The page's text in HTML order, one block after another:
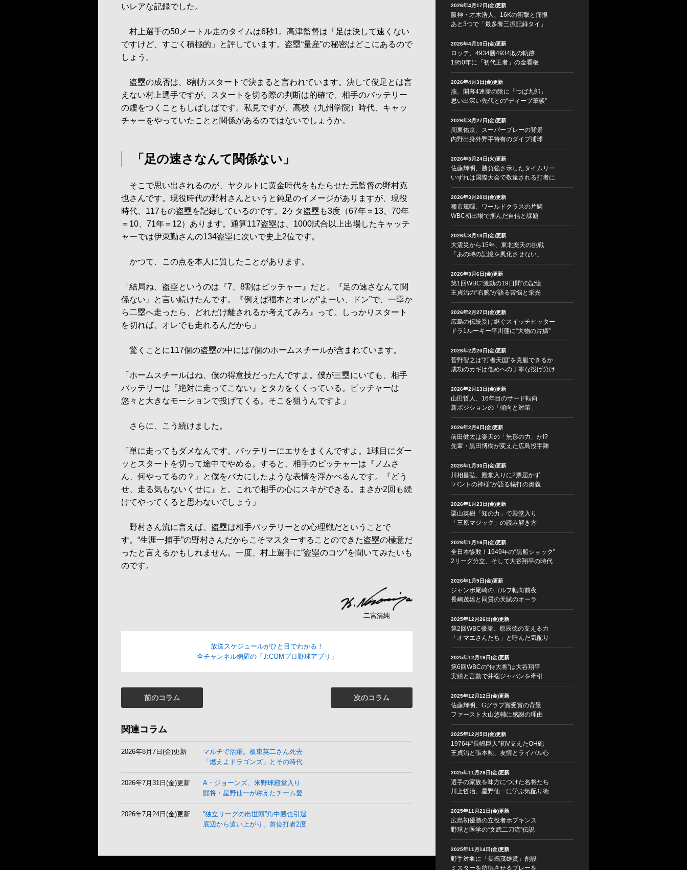
いレアな記録でした。
村上選手の50メートル走のタイムは6秒1。高津監督は「足は決して速くない
ですけど、すごく積極的」と評しています。盗塁“量産”の秘密はどこにあるので
しょう。
盗塁の成否は、8割方スタートで決まると言われています。決して俊足とは言
えない村上選手ですが、スタートを切る際の判断は的確で、相手のバッテリー
の虚をつくこともしばしばです。私見ですが、高校（九州学院）時代、キャッ
チャーをやっていたことと関係があるのではないでしょうか。
「足の速さなんて関係ない」
そこで思い出されるのが、ヤクルトに黄金時代をもたらせた元監督の野村克
也さんです。現役時代の野村さんというと鈍足のイメージがありますが、現役
時代、117もの盗塁を記録しているのです。2ケタ盗塁も3度（67年＝13、70年
＝10、71年＝12）あります。通算117盗塁は、1000試合以上出場したキャッチ
ャーでは伊東勤さんの134盗塁に次いで史上2位です。
かつて、この点を本人に質したことがあります。
「結局ね、盗塁というのは『7、8割はピッチャー』だと。『足の速さなんて関
係ない』と言い続けたんです。『例えば福本とオレが“よーい、ドン”で、一塁か
ら二塁へ走ったら、どれだけ離されるか考えてみろ』って。しっかりスタート
を切れば、オレでも走れるんだから」
驚くことに117個の盗塁の中には7個のホームスチールが含まれています。
「ホームスチールはね、僕の得意技だったんですよ。僕が三塁にいても、相手
バッテリーは『絶対に走ってこない』とタカをくくっている。ピッチャーは
悠々と大きなモーションで投げてくる。そこを狙うんですよ」
さらに、こう続けました。
「単に走ってもダメなんです。バッテリーにエサをまくんですよ。1球目にダー
ッとスタートを切って途中でやめる。すると、相手のピッチャーは『ノムさ
ん、何やってるの？』と僕をバカにしたような表情を浮かべるんです。『どう
せ、走る気もないくせに』と。これで相手の心にスキができる。まさか2回も続
けてやってくると思わないでしょう」
野村さん流に言えば、盗塁は相手バッテリーとの心理戦だということで
す。“生涯一捕手”の野村さんだからこそマスターすることのできた盗塁の極意だ
ったと言えるかもしれません。一度、村上選手に“盗塁のコツ”を聞いてみたいも
のです。
二宮清純
放送スケジュールがひと目でわかる！
全チャンネル網羅の「J:COMプロ野球アプリ」
前のコラム 次のコラム
関連コラム
2026年8月7日(金)更新
マルチで活躍。板東英二さん死去
「燃えよドラゴンズ」とその時代
2026年7月31日(金)更新
A・ジョーンズ、米野球殿堂入り
闘将・星野仙一が称えたチーム愛
2026年7月24日(金)更新
“独立リーグの出世頭”角中勝也引退
底辺から這い上がり、首位打者2度
2026年4月17日(金)更新
阪神・才木浩人、16Kの衝撃と痛恨
あと3つで「最多奪三振記録タイ」
2026年4月10日(金)更新
ロッテ、4934勝4934敗の軌跡
1950年に「初代王者」の金看板
2026年4月3日(金)更新
燕、開幕4連勝の陰に「つば九郎」
思い出深い先代との“ディープ筆談”
2026年3月27日(金)更新
周東佑京、スーパープレーの背景
内野出身外野手特有のダイブ捕球
2026年3月24日(火)更新
佐藤輝明、勝負強さ示したタイムリー
いずれは国際大会で敬遠される打者に
2026年3月20日(金)更新
種市篤暉、ワールドクラスの片鱗
WBC初出場で掴んだ自信と課題
2026年3月13日(金)更新
大震災から15年、東北楽天の挑戦
「あの時の記憶を風化させない」
2026年3月6日(金)更新
第1回WBC“激動の19日間”の記憶
王貞治の“右腕”が語る苦悩と栄光
2026年2月27日(金)更新
広島の伝統受け継ぐスイッチヒッター
ドラ1ルーキー平川蓮に“大物の片鱗”
2026年2月20日(金)更新
菅野智之は“打者天国”を克服できるか
成功のカギは低めへの丁寧な投げ分け
2026年2月13日(金)更新
山田哲人、16年目のサード転向
新ポジションの「傾向と対策」
2026年2月6日(金)更新
前田健太は楽天の「無形の力」か!?
先輩・黒田博樹が変えた広島投手陣
2026年1月30日(金)更新
川相昌弘、殿堂入りに2票届かず
“バントの神様”が語る犠打の奥義
2026年1月23日(金)更新
栗山英樹「知の力」で殿堂入り
「三原マジック」の読み解き方
2026年1月16日(金)更新
全日本惨敗！1949年の“黒船ショック”
2リーグ分立、そして大谷翔平の時代
2026年1月9日(金)更新
ジャンボ尾崎のゴルフ転向前夜
長嶋茂雄と同質の天賦のオーラ
2025年12月26日(金)更新
第2回WBC優勝、原辰徳の支える力
「オマエさんたち」と呼んだ気配り
2025年12月19日(金)更新
第6回WBCの“侍大将”は大谷翔平
実績と言動で井端ジャパンを牽引
2025年12月12日(金)更新
佐藤輝明、Gグラブ賞受賞の背景
ファースト大山悠輔に感謝の理由
2025年12月5日(金)更新
1976年“長嶋巨人”初V支えたOH砲
王貞治と張本勲、友情とライバル心
2025年11月28日(金)更新
選手の家族を味方につけた名将たち
川上哲治、星野仙一に学ぶ気配り術
2025年11月21日(金)更新
広島初優勝の立役者ホプキンス
野球と医学の“文武二刀流”伝説
2025年11月14日(金)更新
野手対象に「長嶋茂雄賞」創設
ミスターを彷彿させるプレーを